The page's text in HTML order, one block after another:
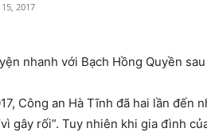
2017
nhanh với Bạch Hồng Quyền
Công an Hà Tĩnh đã hai lần đến
gây rối”. Tuy nhiên khi gia đình